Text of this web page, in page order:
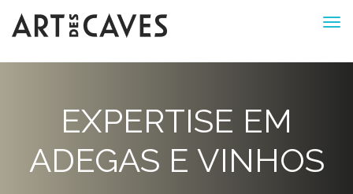
EXPERTISE EM
ADEGAS E VINHOS